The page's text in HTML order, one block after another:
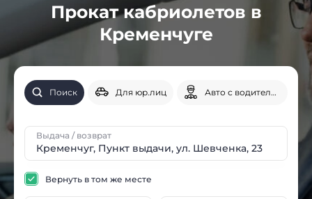
Прокат кабриолетов в
Кременчуге
Поиск Для юр.лиц Авто с водителем
Выдача / возврат
Вернуть в том же месте